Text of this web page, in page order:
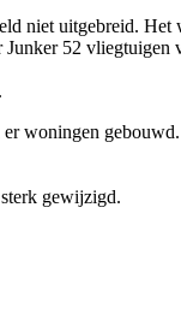
niet uitgebreid.
52
.
woningen
gewijzigd.